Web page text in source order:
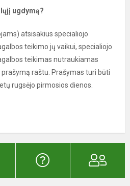
ugdymą?
atsisakius specialiojo
teikimo jų vaikui, specialiojo
teikimas nutraukiamas
raštu. Prašymas turi būti
rugsėjo pirmosios dienos.